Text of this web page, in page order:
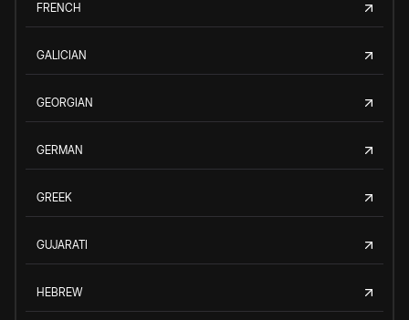
FRENCH
GALICIAN
GEORGIAN
GERMAN
GREEK
GUJARATI
HEBREW